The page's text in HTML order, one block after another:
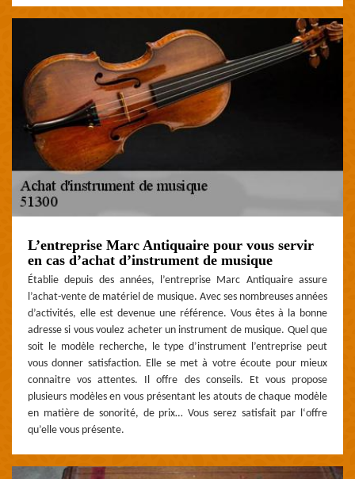
L’entreprise Marc Antiquaire pour vous servir
en cas d’achat d’instrument de musique
Établie depuis des années, l’entreprise Marc Antiquaire assure
l’achat-vente de matériel de musique. Avec ses nombreuses années
d’activités, elle est devenue une référence. Vous êtes à la bonne
adresse si vous voulez acheter un instrument de musique. Quel que
soit le modèle recherche, le type d’instrument l’entreprise peut
vous donner satisfaction. Elle se met à votre écoute pour mieux
connaitre vos attentes. Il offre des conseils. Et vous propose
plusieurs modèles en vous présentant les atouts de chaque modèle
en matière de sonorité, de prix… Vous serez satisfait par l‘offre
qu’elle vous présente.